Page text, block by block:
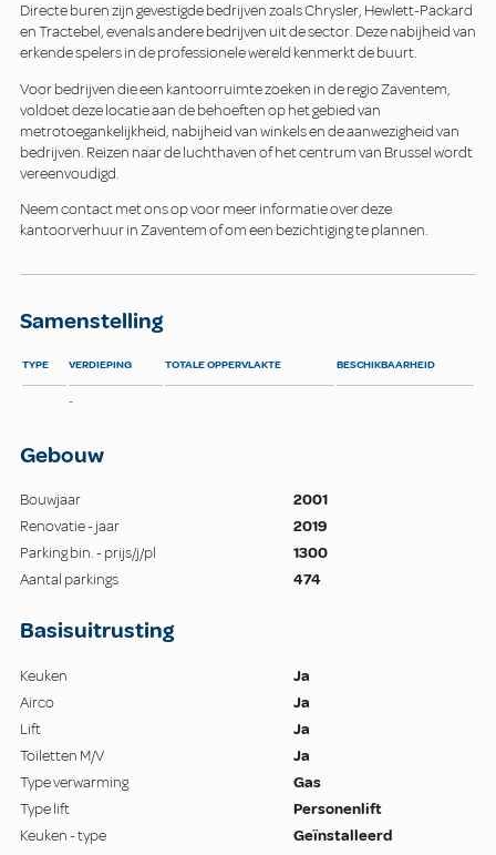
Directe buren zijn gevestigde bedrijven zoals Chrysler, Hewlett-Packard
en Tractebel, evenals andere bedrijven uit de sector. Deze nabijheid van
erkende spelers in de professionele wereld kenmerkt de buurt.
Voor bedrijven die een kantoorruimte zoeken in de regio Zaventem,
voldoet deze locatie aan de behoeften op het gebied van
metrotoegankelijkheid, nabijheid van winkels en de aanwezigheid van
bedrijven. Reizen naar de luchthaven of het centrum van Brussel wordt
vereenvoudigd.
Neem contact met ons op voor meer informatie over deze
kantoorverhuur in Zaventem of om een bezichtiging te plannen.
Samenstelling
TYPE VERDIEPING TOTALE OPPERVLAKTE BESCHIKBAARHEID
-
Gebouw
Bouwjaar
2001
Renovatie - jaar
2019
Parking bin. - prijs/j/pl
1300
Aantal parkings
474
Basisuitrusting
Keuken
Ja
Airco
Ja
Lift
Ja
Toiletten M/V
Ja
Type verwarming
Gas
Type lift
Personenlift
Keuken - type
Geïnstalleerd